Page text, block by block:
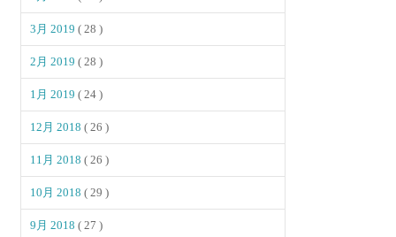
3月 2019( 28 )
2月 2019( 28 )
1月 2019( 24 )
12月 2018( 26 )
11月 2018( 26 )
10月 2018( 29 )
9月 2018( 27 )